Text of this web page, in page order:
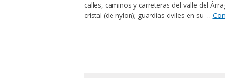
calles, caminos y carreteras del valle del
cristal (de nylon); guardias civiles en su …